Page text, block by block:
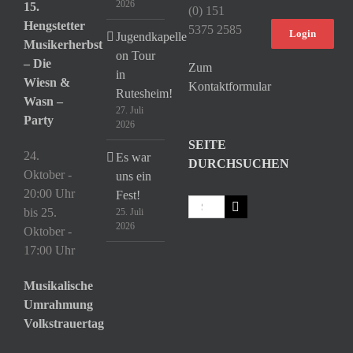
15.
Hengstetter
Musikerherbst
– Die
Wiesn &
Wasn –
Party
24.
Oktober -
20:00 Uhr
bis 25.
Oktober -
17:00 Uhr
Musikalische
Umrahmung
Volkstrauertag
2026
Jugendkapelle
on Tour
in
Rutesheim!
27. Juli
2026
Es war
uns ein
Fest!
25. Juli
2026
(0) 151
5375 2585
Zum
Kontaktformular
SEITE
DURCHSUCHEN
Suche
nach:
Login